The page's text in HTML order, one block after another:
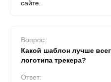
сайте.
Вопрос:
Какой шаблон лучше
логотипа трекера?
Ответ: